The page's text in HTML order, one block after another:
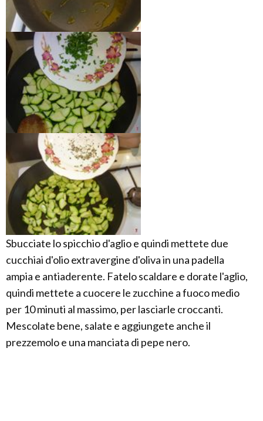
Sbucciate lo spicchio d'aglio e quindi mettete due
cucchiai d'olio extravergine d'oliva in una padella
ampia e antiaderente. Fatelo scaldare e dorate l'aglio,
quindi mettete a cuocere le zucchine a fuoco medio
per 10 minuti al massimo, per lasciarle croccanti.
Mescolate bene, salate e aggiungete anche il
prezzemolo e una manciata di pepe nero.